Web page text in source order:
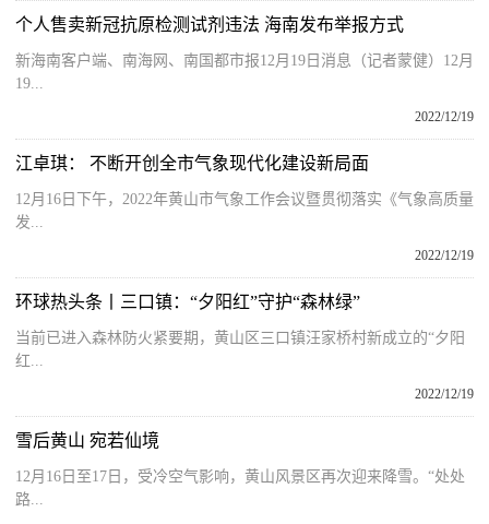
个人售卖新冠抗原检测试剂违法 海南发布举报方式
新海南客户端、南海网、南国都市报12月19日消息（记者蒙健）12月
19...
2022/12/19
江卓琪： 不断开创全市气象现代化建设新局面
12月16日下午，2022年黄山市气象工作会议暨贯彻落实《气象高质量
发...
2022/12/19
环球热头条丨三口镇：“夕阳红”守护“森林绿”
当前已进入森林防火紧要期，黄山区三口镇汪家桥村新成立的“夕阳
红...
2022/12/19
雪后黄山 宛若仙境
12月16日至17日，受冷空气影响，黄山风景区再次迎来降雪。“处处
路...